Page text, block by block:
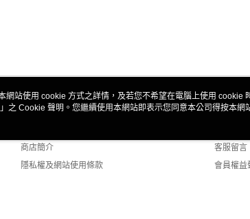
關於我們
商店簡介
隱私權及網站使用條款
客服資
客服留言
會員權益
網站使用 cookie 方式之詳情，及若您不希望在電腦上使用 cookie
」之 Cookie 聲明。您繼續使用本網站即表示您同意本公司得按本網